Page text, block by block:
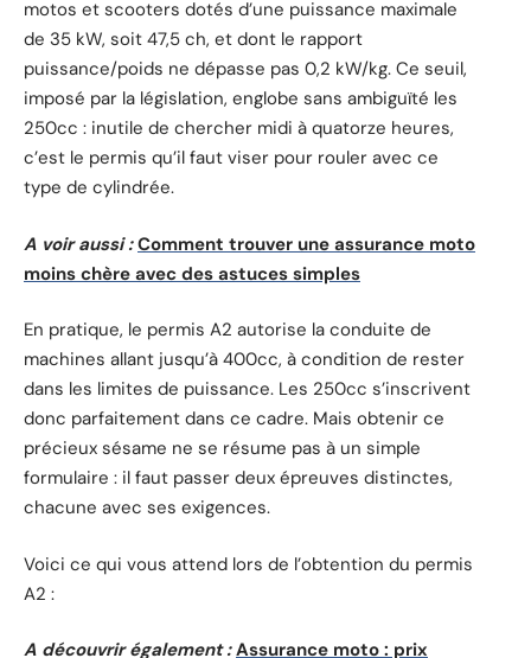
motos et scooters dotés d’une puissance maximale
de 35 kW, soit 47,5 ch, et dont le rapport
puissance/poids ne dépasse pas 0,2 kW/kg. Ce seuil,
imposé par la législation, englobe sans ambiguïté les
250cc : inutile de chercher midi à quatorze heures,
c’est le permis qu’il faut viser pour rouler avec ce
type de cylindrée.
A voir aussi : Comment trouver une assurance moto
moins chère avec des astuces simples
En pratique, le permis A2 autorise la conduite de
machines allant jusqu’à 400cc, à condition de rester
dans les limites de puissance. Les 250cc s’inscrivent
donc parfaitement dans ce cadre. Mais obtenir ce
précieux sésame ne se résume pas à un simple
formulaire : il faut passer deux épreuves distinctes,
chacune avec ses exigences.
Voici ce qui vous attend lors de l’obtention du permis
A2 :
A découvrir également : Assurance moto : prix